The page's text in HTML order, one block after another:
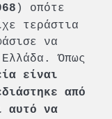
) οπότε
τεράστια
να
Όπως
είναι
από
αυτό να